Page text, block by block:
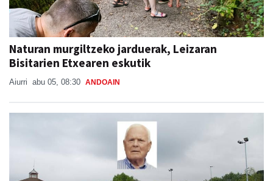
Naturan murgiltzeko jarduerak, Leizaran
Bisitarien Etxearen eskutik
Aiurri abu 05, 08:30 ANDOAIN